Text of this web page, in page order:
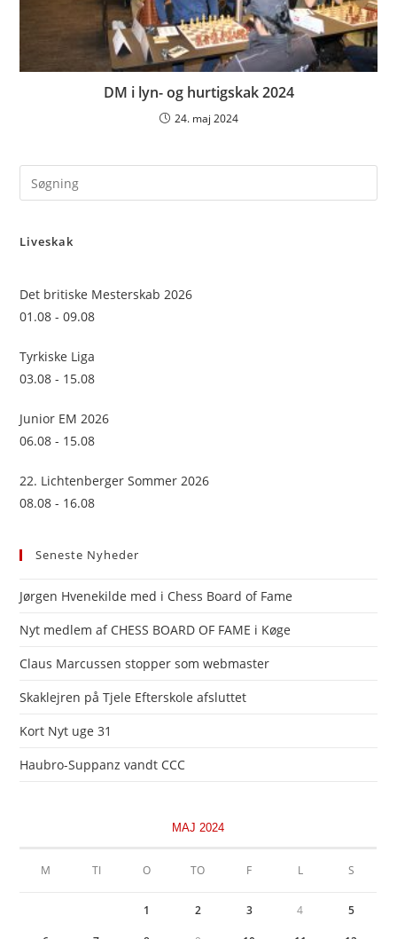
DM i lyn- og hurtigskak 2024
24. maj 2024
Liveskak
Det britiske Mesterskab 2026
01.08 - 09.08
Tyrkiske Liga
03.08 - 15.08
Junior EM 2026
06.08 - 15.08
22. Lichtenberger Sommer 2026
08.08 - 16.08
Seneste Nyheder
Jørgen Hvenekilde med i Chess Board of Fame
Nyt medlem af CHESS BOARD OF FAME i Køge
Claus Marcussen stopper som webmaster
Skaklejren på Tjele Efterskole afsluttet
Kort Nyt uge 31
Haubro-Suppanz vandt CCC
MAJ 2024
M TI O TO F L S
1 2 3 4 5